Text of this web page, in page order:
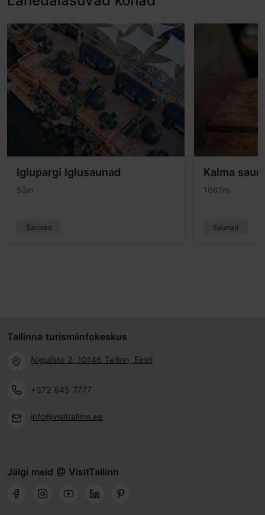
Iglupargi Iglusaunad
52m
Saunad
Kalma
1061m
Saunad
Tallinna turismiinfokeskus
Niguliste 2, 10146 Tallinn, Eesti
+372 645 7777
info@visittallinn.ee
Jälgi meid @ VisitTallinn